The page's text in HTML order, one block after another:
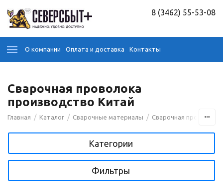
8 (3462) 55-53-08
О компании Оплата и доставка Контакты
Сварочная проволока
производство Китай
Главная / Каталог / Сварочные материалы / Сварочная проволока
Категории
Фильтры